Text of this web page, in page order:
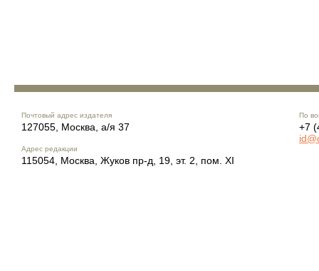
Почтовый адрес издателя
127055, Москва, а/я 37
Адрес редакции
115054, Москва, Жуков пр-д, 19, эт. 2, пом. XI
По
+7